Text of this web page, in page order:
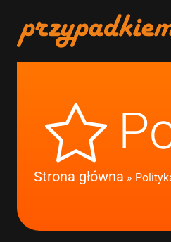
Strona główna »